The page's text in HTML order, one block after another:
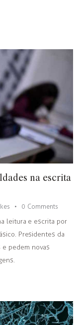
na escrita
0 Comments
leitura e escrita por
Presidentes da
e pedem novas